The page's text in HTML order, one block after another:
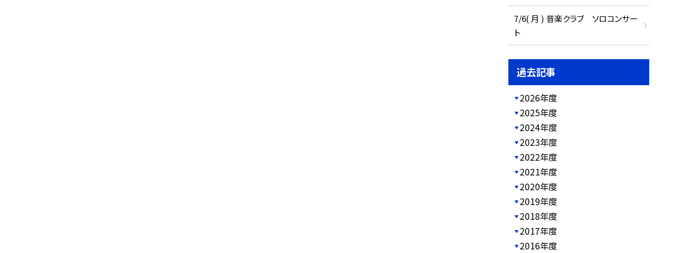
7/6( 月 ) 音楽クラブ ソロコンサー
ト
過去記事
2026年度
2025年度
2024年度
2023年度
2022年度
2021年度
2020年度
2019年度
2018年度
2017年度
2016年度